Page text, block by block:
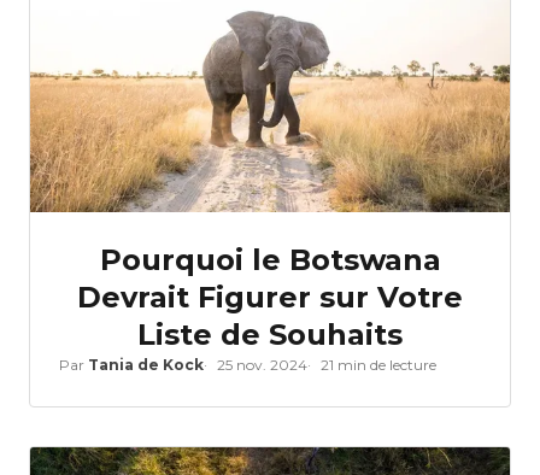
Pourquoi le Botswana
Devrait Figurer sur Votre
Liste de Souhaits
Par Tania de Kock 25 nov. 2024 21 min de lecture